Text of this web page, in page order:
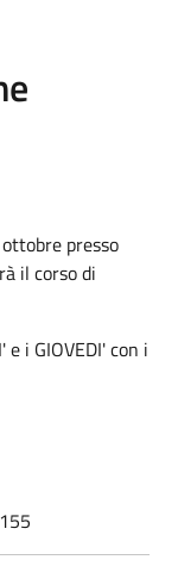
presso
il corso di
i GIOVEDI' con i